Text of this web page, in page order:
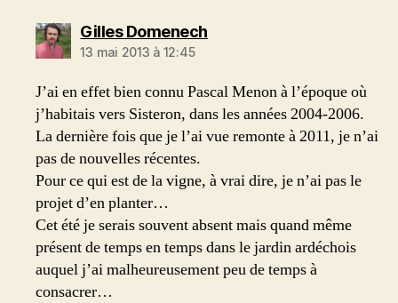
Gilles Domenechdit :
13 mai 2013 à 12:45
J’ai en effet bien connu Pascal Menon à l’époque où
j’habitais vers Sisteron, dans les années 2004-2006.
La dernière fois que je l’ai vue remonte à 2011, je n’ai
pas de nouvelles récentes.
Pour ce qui est de la vigne, à vrai dire, je n’ai pas le
projet d’en planter…
Cet été je serais souvent absent mais quand même
présent de temps en temps dans le jardin ardéchois
auquel j’ai malheureusement peu de temps à
consacrer…